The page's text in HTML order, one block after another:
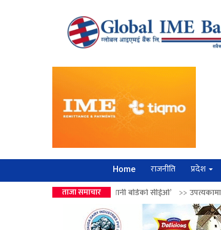
Home राजनीति प्रदेश
ताजा समाचार
उपहार ‘लगानी बोर्डको सीईओ’ >> उपत्यकामा श्रृंखलाबद्ध सिक्री